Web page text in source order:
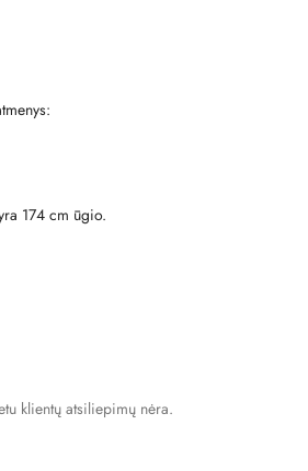
174 cm ūgio.
klientų atsiliepimų nėra.